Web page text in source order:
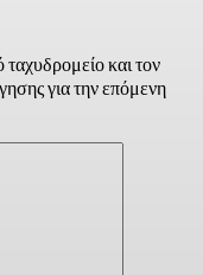
και τον
για την επόμενη